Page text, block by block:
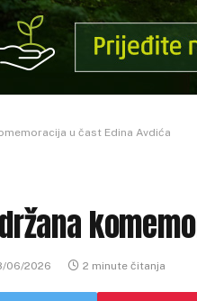
u čast Edina Avdića
06/2026 2 minute čitanja